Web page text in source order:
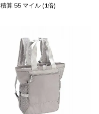
積算 55 マイル (1倍)